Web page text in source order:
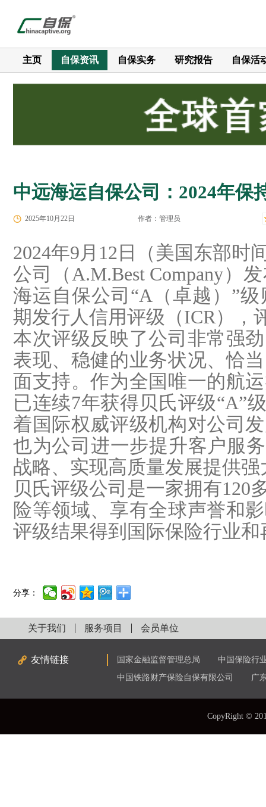
主页 自保资讯 自保实务 研究报告 自保活
中远海运自保公司：2024年保
2025年10月22日 作者：管理员
2024年9月12日（美国东部时
公司（A.M.Best Company）
海运自保公司“A（卓越）”级
期发行人信用评级（ICR），
本次评级反映了公司非常强
表现、稳健的业务状况、恰
面支持。作为全国唯一的航
已连续7年获得贝氏评级“A”
着国际权威评级机构对公司
也为公司进一步提升客户服
战略、实现高质量发展提供强
贝氏评级公司是一家拥有120
险等领域、享有全球声誉和
评级结果得到国际保险行业
分享：
关于我们 服务项目 会员单位
友情链接 国家金融监督管理总局
中国保险行
中国铁路财产保险自保有限公司
广
CopyRight ©